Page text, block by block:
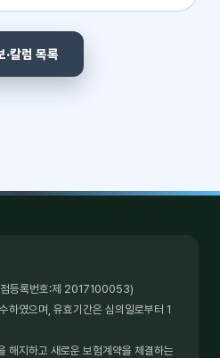
·칼럼 목록
등록번호:제 2017100053)
하였으며, 유효기간은 심의일로부터 1
해지하고 새로운 보험계약을 체결하는